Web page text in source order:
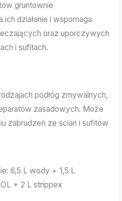
gruntownie
działanie i wspomaga
oraz uporczywych
i sufitach.
podłóg zmywalnych,
zasadowych. Może
zabrudzeń ze ścian i sufitów
6,5 L wody + 1,5 L
+ 2 L strippex